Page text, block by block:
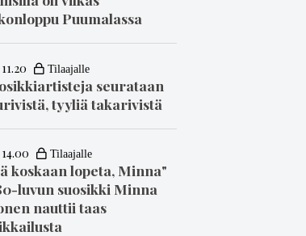
Puumalassa
seurataan
tyyliä takarivistä
koskaan lopeta, Minna"
luvun suosikki Minna
nauttii taas